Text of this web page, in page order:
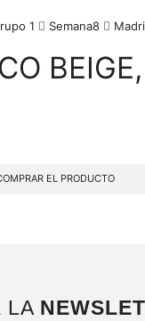
1 Semana8
EL PRODUCTO
LA